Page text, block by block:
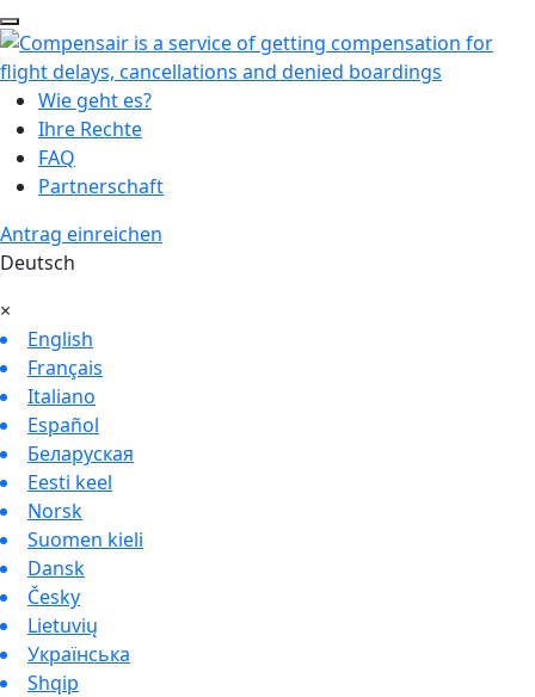
Wie geht es?
Ihre Rechte
FAQ
Partnerschaft
Antrag einreichen
Deutsch
×
English
Français
Italiano
Español
Беларуская
Eesti keel
Norsk
Suomen kieli
Dansk
Česky
Lietuvių
Українська
Shqip